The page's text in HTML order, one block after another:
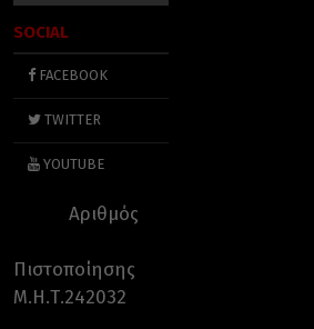
SOCIAL
FACEBOOK
TWITTER
YOUTUBE
Αριθμός
Πιστοποίησης
Μ.Η.Τ.242032